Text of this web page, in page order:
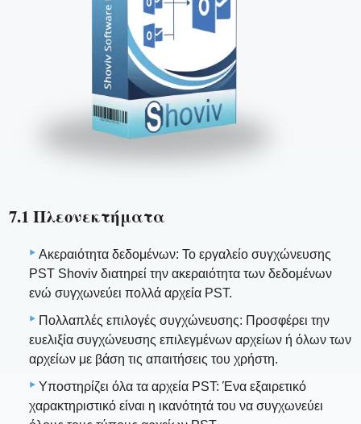
7.1 Πλεονεκτήματα
Ακεραιότητα δεδομένων: Το εργαλείο συγχώνευσης
PST Shoviv διατηρεί την ακεραιότητα των δεδομένων
ενώ συγχωνεύει πολλά αρχεία PST.
Πολλαπλές επιλογές συγχώνευσης: Προσφέρει την
ευελιξία συγχώνευσης επιλεγμένων αρχείων ή όλων των
αρχείων με βάση τις απαιτήσεις του χρήστη.
Υποστηρίζει όλα τα αρχεία PST: Ένα εξαιρετικό
χαρακτηριστικό είναι η ικανότητά του να συγχωνεύει